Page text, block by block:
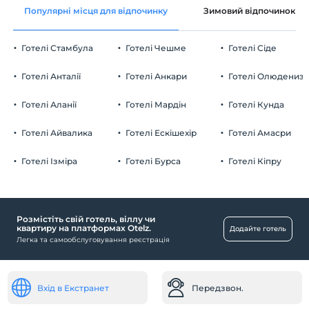
Заклад не має політики безкоштовного для дітей
Перевірити
Останній 10:00 і раніше
домашня тварина
Плата за дітей віком до 2 не стягується
Популярні місця для відпочинку Зимовий відпочинок
Готелі Стамбула
Готелі Анталії
Готелі Аланії
Готелі Айвалика
Готелі Ізміра
Готелі Чешме
Готелі Анкари
Готелі Мардін
Готелі Ескішехір
Готелі Бурса
Готелі Сіде
Готелі Олюдениза
Готелі Кунда
Готелі Амасри
Готелі Кіпру
Розмістіть свій готель, віллу чи
квартиру на платформах Otelz.
Легка та самообслуговування реєстрація
Додайте готель
Вхід в Екстранет Передзвон.